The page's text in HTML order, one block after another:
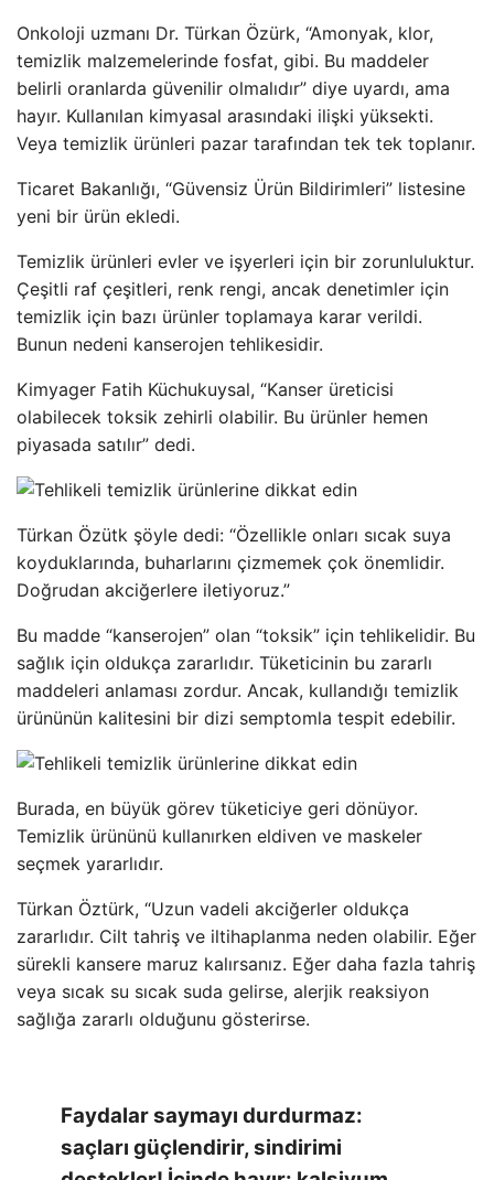
Onkoloji uzmanı Dr. Türkan Özürk, “Amonyak, klor,
temizlik malzemelerinde fosfat, gibi. Bu maddeler
belirli oranlarda güvenilir olmalıdır” diye uyardı, ama
hayır. Kullanılan kimyasal arasındaki ilişki yüksekti.
Veya temizlik ürünleri pazar tarafından tek tek toplanır.
Ticaret Bakanlığı, “Güvensiz Ürün Bildirimleri” listesine
yeni bir ürün ekledi.
Temizlik ürünleri evler ve işyerleri için bir zorunluluktur.
Çeşitli raf çeşitleri, renk rengi, ancak denetimler için
temizlik için bazı ürünler toplamaya karar verildi.
Bunun nedeni kanserojen tehlikesidir.
Kimyager Fatih Küchukuysal, “Kanser üreticisi
olabilecek toksik zehirli olabilir. Bu ürünler hemen
piyasada satılır” dedi.
Türkan Özütk şöyle dedi: “Özellikle onları sıcak suya
koyduklarında, buharlarını çizmemek çok önemlidir.
Doğrudan akciğerlere iletiyoruz.”
Bu madde “kanserojen” olan “toksik” için tehlikelidir. Bu
sağlık için oldukça zararlıdır. Tüketicinin bu zararlı
maddeleri anlaması zordur. Ancak, kullandığı temizlik
ürününün kalitesini bir dizi semptomla tespit edebilir.
Burada, en büyük görev tüketiciye geri dönüyor.
Temizlik ürününü kullanırken eldiven ve maskeler
seçmek yararlıdır.
Türkan Öztürk, “Uzun vadeli akciğerler oldukça
zararlıdır. Cilt tahriş ve iltihaplanma neden olabilir. Eğer
sürekli kansere maruz kalırsanız. Eğer daha fazla tahriş
veya sıcak su sıcak suda gelirse, alerjik reaksiyon
sağlığa zararlı olduğunu gösterirse.
Faydalar saymayı durdurmaz:
saçları güçlendirir, sindirimi